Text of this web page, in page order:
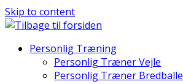
Skip to content
Personlig Træning
Personlig Træner Vejle
Personlig Træner Bredballe